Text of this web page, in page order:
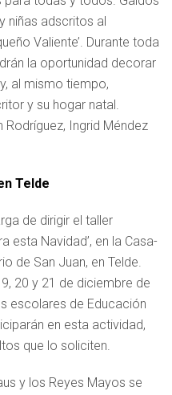
niñas adscritos al
Valiente’. Durante toda
la oportunidad decorar
al mismo tiempo,
y su hogar natal.
Rodríguez, Ingrid Méndez
Telde
de dirigir el taller
esta Navidad’, en la Casa-
de San Juan, en Telde.
20 y 21 de diciembre de
escolares de Educación
en esta actividad,
que lo soliciten.
y los Reyes Mayos se